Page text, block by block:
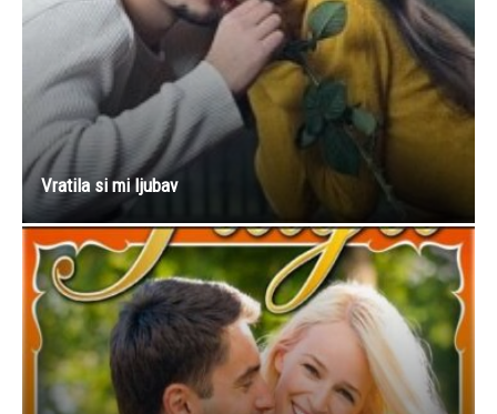
Vratila si mi ljubav